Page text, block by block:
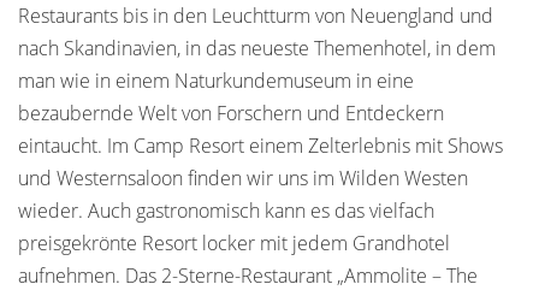
Restaurants bis in den Leuchtturm von Neuengland und
nach Skandinavien, in das neueste Themenhotel, in dem
man wie in einem Naturkundemuseum in eine
bezaubernde Welt von Forschern und Entdeckern
eintaucht. Im Camp Resort einem Zelterlebnis mit Shows
und Westernsaloon finden wir uns im Wilden Westen
wieder. Auch gastronomisch kann es das vielfach
preisgekrönte Resort locker mit jedem Grandhotel
aufnehmen. Das 2-Sterne-Restaurant „Ammolite – The